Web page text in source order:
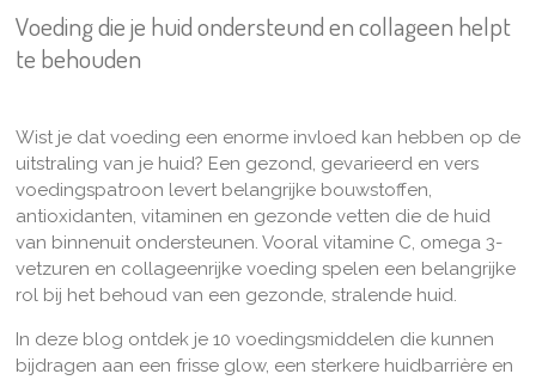
Voeding die je huid ondersteund en collageen helpt
te behouden
Wist je dat voeding een enorme invloed kan hebben op de
uitstraling van je huid? Een gezond, gevarieerd en vers
voedingspatroon levert belangrijke bouwstoffen,
antioxidanten, vitaminen en gezonde vetten die de huid
van binnenuit ondersteunen. Vooral vitamine C, omega 3-
vetzuren en collageenrijke voeding spelen een belangrijke
rol bij het behoud van een gezonde, stralende huid.
In deze blog ontdek je 10 voedingsmiddelen die kunnen
bijdragen aan een frisse glow, een sterkere huidbarrière en